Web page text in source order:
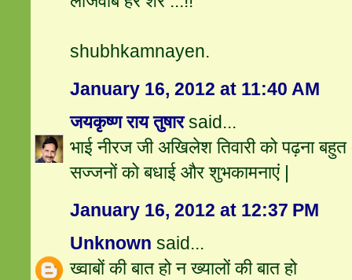
shubhkamnayen.
January 16, 2012 at 11:40 AM
जयकृष्ण राय तुषारsaid...
भाई नीरज जी अखिलेश तिवारी को पढ़ना
सज्जनों को बधाई और शुभकामनाएं |
January 16, 2012 at 12:37 PM
Unknown said...
ख्वाबों की बात हो न ख्यालों की बात हो